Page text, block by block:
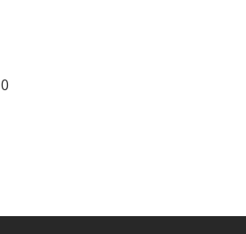
0